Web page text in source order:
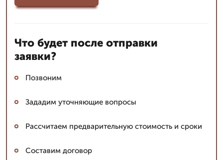
Что будет после отправки
заявки?
Позвоним
Зададим уточняющие вопросы
Рассчитаем предварительную стоимость и сроки
Составим договор